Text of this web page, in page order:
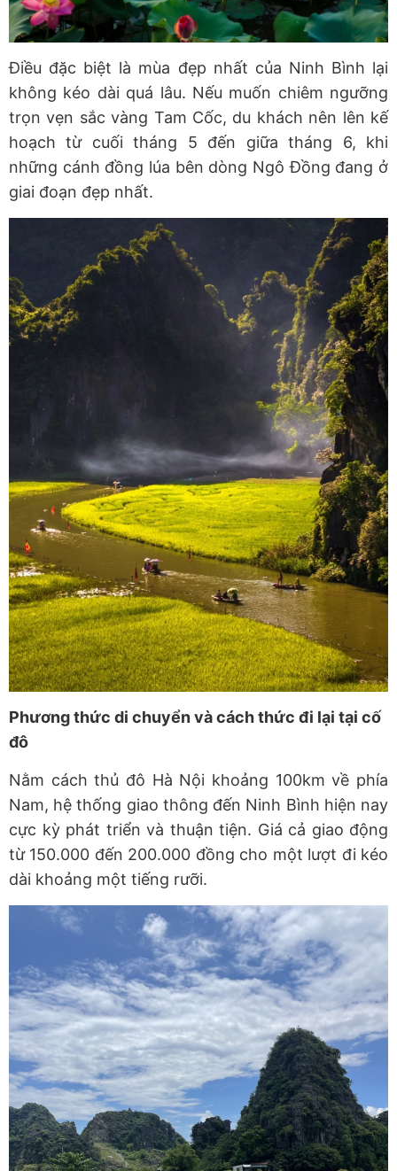
Điều đặc biệt là mùa đẹp nhất của Ninh Bình lại
không kéo dài quá lâu. Nếu muốn chiêm ngưỡng
trọn vẹn sắc vàng Tam Cốc, du khách nên lên kế
hoạch từ cuối tháng 5 đến giữa tháng 6, khi
những cánh đồng lúa bên dòng Ngô Đồng đang ở
giai đoạn đẹp nhất.
Phương thức di chuyển và cách thức đi lại tại cố
đô
Nằm cách thủ đô Hà Nội khoảng 100km về phía
Nam, hệ thống giao thông đến Ninh Bình hiện nay
cực kỳ phát triển và thuận tiện. Giá cả giao động
từ 150.000 đến 200.000 đồng cho một lượt đi kéo
dài khoảng một tiếng rưỡi.